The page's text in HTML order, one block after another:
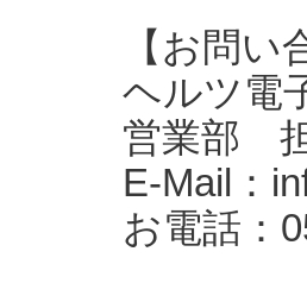
【お問い
ヘルツ電
営業部
E-Mail：
お電話：